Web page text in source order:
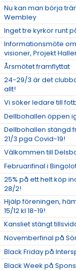
Nu kan man börja
Wembley
Inget tre kyrkor runt
Informationsmöte
visioner, Projekt
Årsmötet framflyttat
24-29/3 är det
allt!
Vi söker ledare till
Dellbohallen öppen
Dellbohallen stängd
21/3 pga Covid-19!
Välkommen till
Februarifinal i
25% på ett helt köp
28/2!
Hjälp föreningen,
15/12 kl 18-19!
Kansliet stängt
Novemberfinal på
Black Friday på
Black Week på